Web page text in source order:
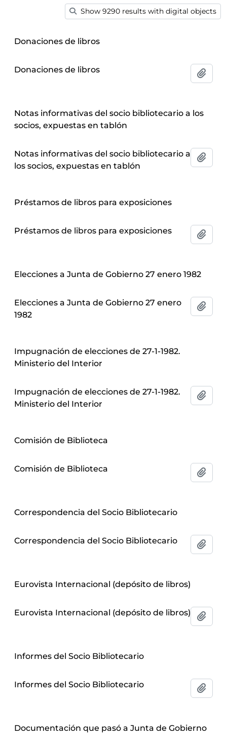
Show 9290 results with digital objects
Donaciones de libros
Donaciones de libros
Notas informativas del socio bibliotecario a los
socios, expuestas en tablón
Notas informativas del socio bibliotecario a
los socios, expuestas en tablón
Préstamos de libros para exposiciones
Préstamos de libros para exposiciones
Elecciones a Junta de Gobierno 27 enero 1982
Elecciones a Junta de Gobierno 27 enero
1982
Impugnación de elecciones de 27-1-1982.
Ministerio del Interior
Impugnación de elecciones de 27-1-1982.
Ministerio del Interior
Comisión de Biblioteca
Comisión de Biblioteca
Correspondencia del Socio Bibliotecario
Correspondencia del Socio Bibliotecario
Eurovista Internacional (depósito de libros)
Eurovista Internacional (depósito de libros)
Informes del Socio Bibliotecario
Informes del Socio Bibliotecario
Documentación que pasó a Junta de Gobierno